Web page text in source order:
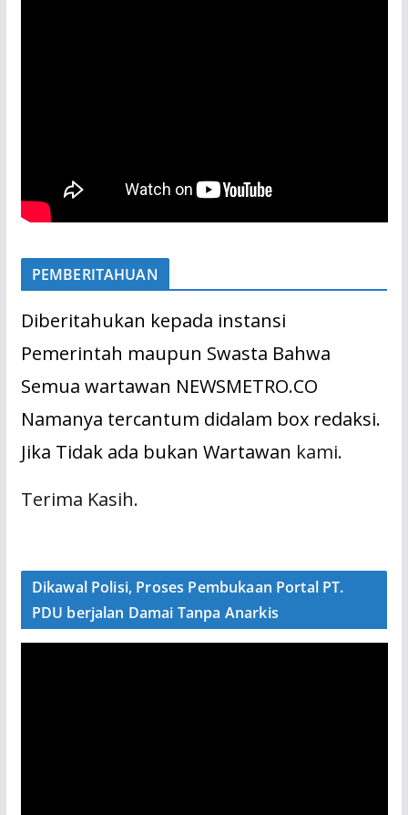
PEMBERITAHUAN
Diberitahukan kepada instansi
Pemerintah maupun Swasta Bahwa
Semua wartawan NEWSMETRO.CO
Namanya tercantum didalam box redaksi.
Jika Tidak ada bukan Wartawan kami.
Terima Kasih.
Dikawal Polisi, Proses Pembukaan Portal PT.
PDU berjalan Damai Tanpa Anarkis